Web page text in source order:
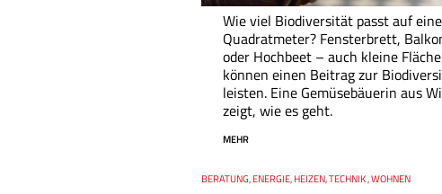
Wie viel Biodiversität passt auf
Quadratmeter? Fensterbrett,
oder Hochbeet – auch kleine
können einen Beitrag zur
leisten. Eine Gemüsebäuerin aus
zeigt, wie es geht.
MEHR
Thema
BERATUNG, ENERGIE, HEIZEN, TECHNIK , WOHNEN